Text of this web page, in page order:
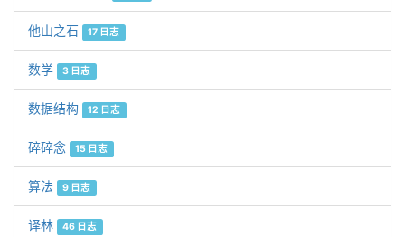
他山之石 17 日志
数学 3 日志
数据结构 12 日志
碎碎念 15 日志
算法 9 日志
译林 46 日志